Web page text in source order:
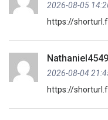
2026-08-05
https://
Nathaniel4549
2026-08-04
https://